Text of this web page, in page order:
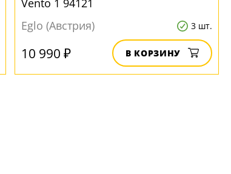
Vento 1 94121
Eglo (Австрия)
3 шт.
10 990 ₽ В КОРЗИНУ